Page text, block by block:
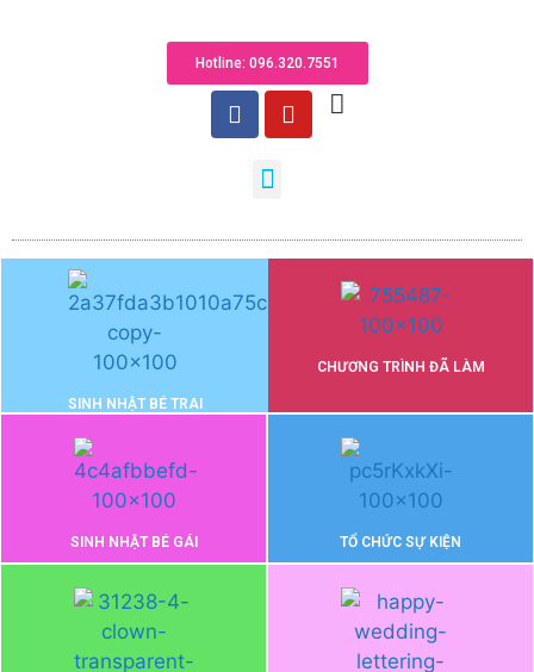
Hotline: 096.320.755​1
SINH NHẬT BÉ TRAI
CHƯƠNG TRÌNH ĐÃ LÀM
SINH NHẬT BÉ GÁI TỔ CHỨC SỰ KIỆN